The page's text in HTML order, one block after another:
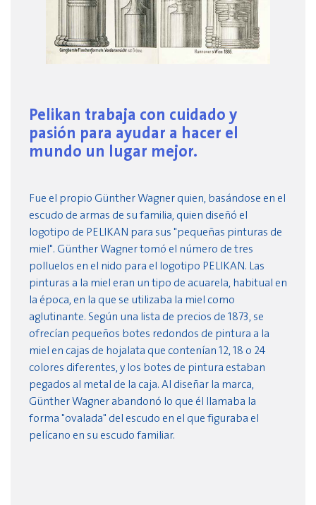
Pelikan trabaja con cuidado y
pasión para ayudar a hacer el
mundo un lugar mejor.
Fue el propio Günther Wagner quien, basándose en el
escudo de armas de su familia, quien diseñó el
logotipo de PELIKAN para sus "pequeñas pinturas de
miel". Günther Wagner tomó el número de tres
polluelos en el nido para el logotipo PELIKAN. Las
pinturas a la miel eran un tipo de acuarela, habitual en
la época, en la que se utilizaba la miel como
aglutinante. Según una lista de precios de 1873, se
ofrecían pequeños botes redondos de pintura a la
miel en cajas de hojalata que contenían 12, 18 o 24
colores diferentes, y los botes de pintura estaban
pegados al metal de la caja. Al diseñar la marca,
Günther Wagner abandonó lo que él llamaba la
forma "ovalada" del escudo en el que figuraba el
pelícano en su escudo familiar.